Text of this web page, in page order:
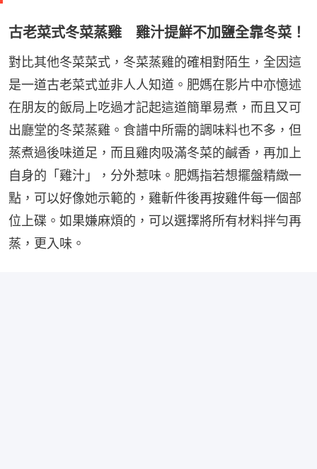
古老菜式冬菜蒸雞 雞汁提鮮不加鹽全靠冬菜！
對比其他冬菜菜式，冬菜蒸雞的確相對陌生，全因這
是一道古老菜式並非人人知道。肥媽在影片中亦憶述
在朋友的飯局上吃過才記起這道簡單易煮，而且又可
出廳堂的冬菜蒸雞。食譜中所需的調味料也不多，但
蒸煮過後味道足，而且雞肉吸滿冬菜的鹹香，再加上
自身的「雞汁」，分外惹味。肥媽指若想擺盤精緻一
點，可以好像她示範的，雞斬件後再按雞件每一個部
位上碟。如果嫌麻煩的，可以選擇將所有材料拌勻再
蒸，更入味。